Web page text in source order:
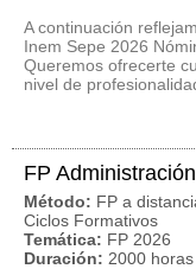
A continuación
Inem Sepe 2026
Queremos ofrecerte
nivel de
FP
Método: FP a
Ciclos Formativos
Temática: FP 2026
Duración: 2000 horas